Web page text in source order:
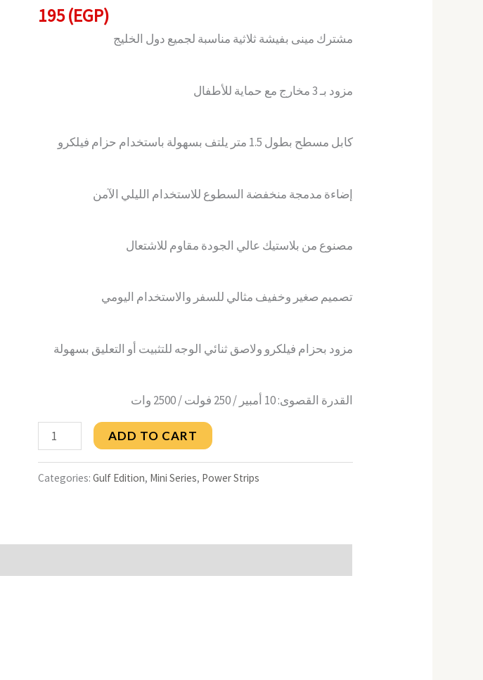
195(EGP)
مشترك مينى بفيشة ثلاثية مناسبة لجميع دول الخليج
مزود بـ 3 مخارج مع حماية للأطفال
كابل مسطح بطول 1.5 متر يلتف بسهولة باستخدام حزام فيلكرو
إضاءة مدمجة منخفضة السطوع للاستخدام الليلي الآمن
مصنوع من بلاستيك عالي الجودة مقاوم للاشتعال
تصميم صغير وخفيف مثالي للسفر والاستخدام اليومي
مزود بحزام فيلكرو ولاصق ثنائي الوجه للتثبيت أو التعليق بسهولة
القدرة القصوى: 10 أمبير / 250 فولت / 2500 وات
(GULF
ADD TO CART
Categories: Gulf Edition, Mini Series, Power Strips